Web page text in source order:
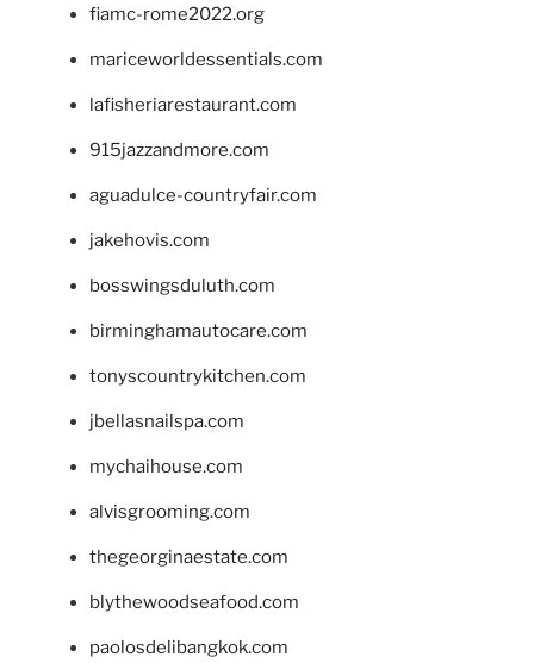
fiamc-rome2022.org
mariceworldessentials.com
lafisheriarestaurant.com
915jazzandmore.com
aguadulce-countryfair.com
jakehovis.com
bosswingsduluth.com
birminghamautocare.com
tonyscountrykitchen.com
jbellasnailspa.com
mychaihouse.com
alvisgrooming.com
thegeorginaestate.com
blythewoodseafood.com
paolosdelibangkok.com